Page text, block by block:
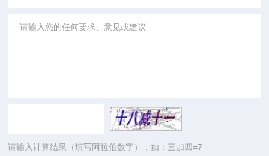
请输入计算结果（填写阿拉伯数字），如：三加四=7